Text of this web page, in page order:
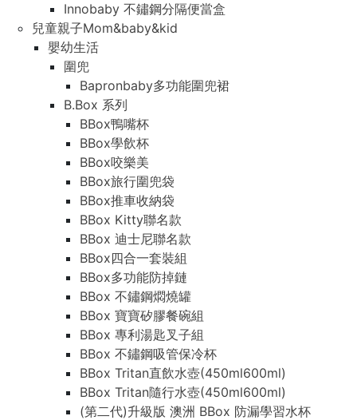
Innobaby 不鏽鋼分隔便當盒
兒童親子Mom&baby&kid
嬰幼生活
圍兜
Bapronbaby多功能圍兜裙
B.Box 系列
BBox鴨嘴杯
BBox學飲杯
BBox咬樂美
BBox旅行圍兜袋
BBox推車收納袋
BBox Kitty聯名款
BBox 迪士尼聯名款
BBox四合一套裝組
BBox多功能防掉鏈
BBox 不鏽鋼燜燒罐
BBox 寶寶矽膠餐碗組
BBox 專利湯匙叉子組
BBox 不鏽鋼吸管保冷杯
BBox Tritan直飲水壺(450ml600ml)
BBox Tritan隨行水壺(450ml600ml)
(第二代)升級版 澳洲 BBox 防漏學習水杯